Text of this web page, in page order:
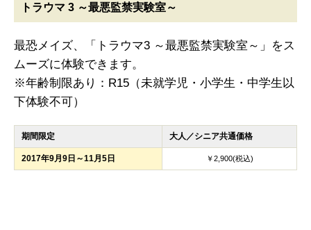
トラウマ 3 ～最悪監禁実験室～
最恐メイズ、「トラウマ3 ～最悪監禁実験室～」をス
ムーズに体験できます。
※年齢制限あり：R15（未就学児・小学生・中学生以
下体験不可）
期間限定 大人／シニア共通価格
2017年9月9日～11月5日 ￥2,900(税込)